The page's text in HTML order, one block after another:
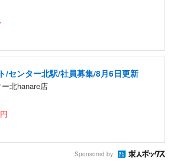
/センター北駅/社員募集/8月6日更新
北hanare店
Sponsored by